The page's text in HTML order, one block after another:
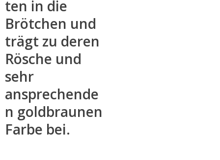
ten in die
Brötchen und
trägt zu deren
Rösche und
sehr
ansprechende
n goldbraunen
Farbe bei.